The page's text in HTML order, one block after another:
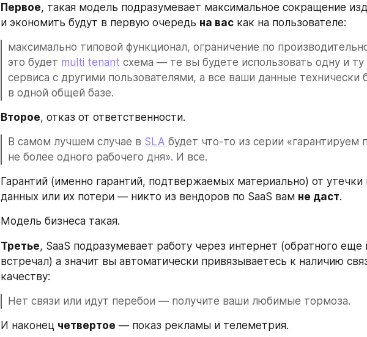
Первое, такая модель подразумевает максимальное сокращение
и экономить будут в первую очередь на вас как на пользователе:
максимально типовой функционал, ограничение по
это будет multi tenant схема — те вы будете использовать одну и
сервиса с другими пользователями, а все ваши данные технически
в одной общей базе.
Второе, отказ от ответственности.
В самом лучшем случае в SLA будет что-то из серии «гарантируем
не более одного рабочего дня». И все.
Гарантий (именно гарантий, подтвержаемых материально) от утечки
данных или их потери — никто из вендоров по SaaS вам не даст.
Модель бизнеса такая.
Третье, SaaS подразумевает работу через интернет (обратного еще
встречал) а значит вы автоматически привязываетесь к наличию
качеству:
Нет связи или идут перебои — получите ваши любимые тормоза.
И наконец четвертое — показ рекламы и телеметрия.